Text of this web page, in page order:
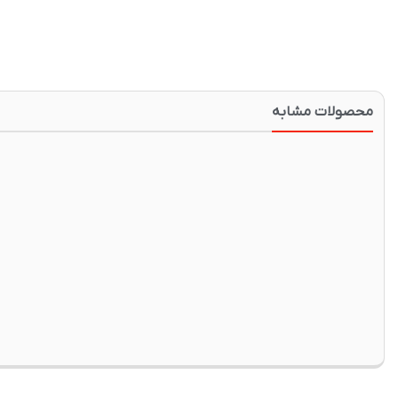
محصولات مشابه